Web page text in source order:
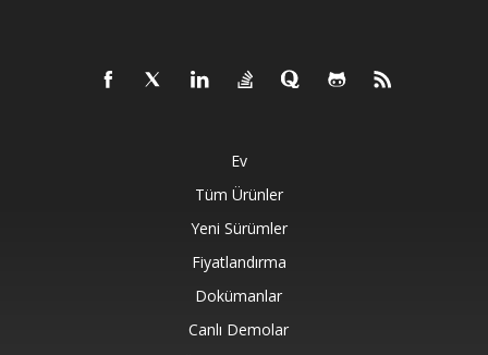
Ev
Tüm Ürünler
Yeni Sürümler
Fiyatlandırma
Dokümanlar
Canlı Demolar